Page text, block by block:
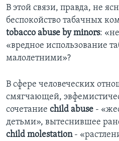
В этой связи, правда, не
беспокойство табачных
tobacco abuse by minors:
«вредное использование
малолетними»?
В сфере человеческих
смягчающей,
сочетание child abuse -
детьми», вытеснившее
child molestation-